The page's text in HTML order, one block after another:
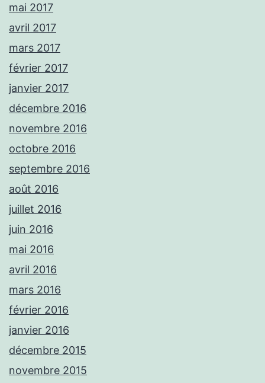
mai 2017
avril 2017
mars 2017
février 2017
janvier 2017
décembre 2016
novembre 2016
octobre 2016
septembre 2016
août 2016
juillet 2016
juin 2016
mai 2016
avril 2016
mars 2016
février 2016
janvier 2016
décembre 2015
novembre 2015